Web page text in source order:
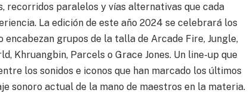
recorridos paralelos y vías alternativas que cada
La edición de este año 2024 se celebrará los
encabezan grupos de la talla de Arcade Fire, Jungle,
Khruangbin, Parcels o Grace Jones. Un line-up que
los sonidos e iconos que han marcado los últimos
sonoro actual de la mano de maestros en la materia.